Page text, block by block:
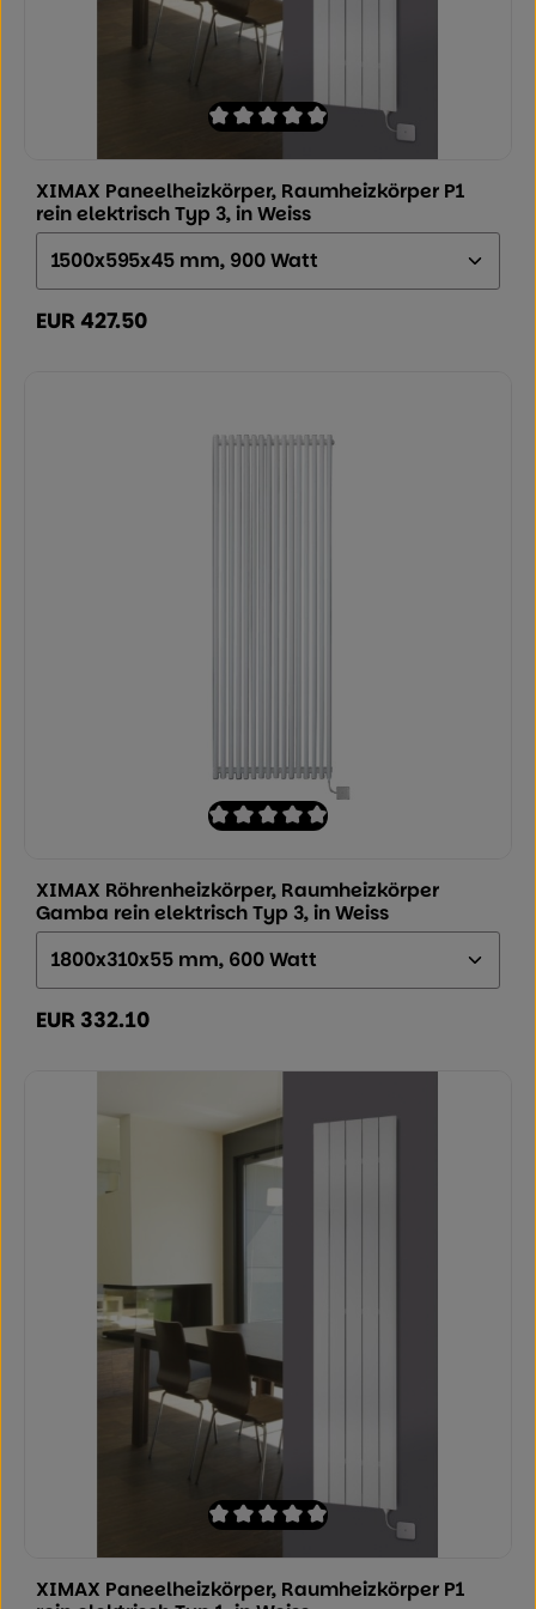
Durchschnittliche Bewertung von 0
XIMAX Paneelheizkörper, Raumheizkörper P1
rein elektrisch Typ 3, in Weiss
Regulärer Preis:
EUR 427.50
XIMAX Röhrenheizkörper, Raumheizkörper
Gamba rein elektrisch Typ 3, in Weiss
Regulärer Preis:
EUR 332.10
Durchschnittliche Bewertung von 0
XIMAX Paneelheizkörper, Raumheizkörper P1